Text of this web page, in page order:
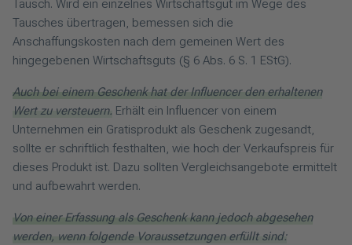
Tausch. Wird ein einzelnes Wirtschaftsgut im Wege des
Tausches übertragen, bemessen sich die
Anschaffungskosten nach dem gemeinen Wert des
hingegebenen Wirtschaftsguts (§ 6 Abs. 6 S. 1 EStG).
Auch bei einem Geschenk hat der Influencer den erhaltenen
Wert zu versteuern. Erhält ein Influencer von einem
Unternehmen ein Gratisprodukt als Geschenk zugesandt,
sollte er schriftlich festhalten, wie hoch der Verkaufspreis für
dieses Produkt ist. Dazu sollten Vergleichsangebote ermittelt
und aufbewahrt werden.
Von einer Erfassung als Geschenk kann jedoch abgesehen
werden, wenn folgende Voraussetzungen erfüllt sind: